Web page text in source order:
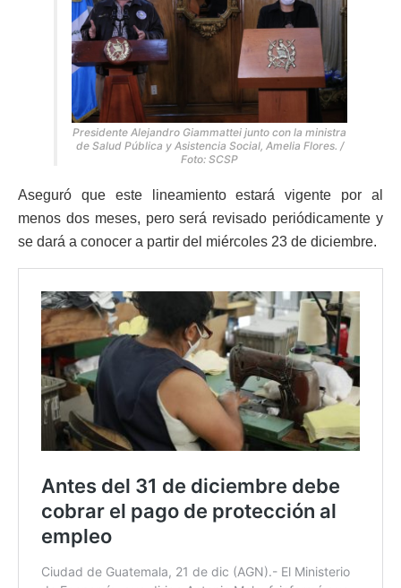
Presidente Alejandro Giammattei junto con la ministra
de Salud Pública y Asistencia Social, Amelia Flores. /
Foto: SCSP
Aseguró que este lineamiento estará vigente por al
menos dos meses, pero será revisado periódicamente y
se dará a conocer a partir del miércoles 23 de diciembre.